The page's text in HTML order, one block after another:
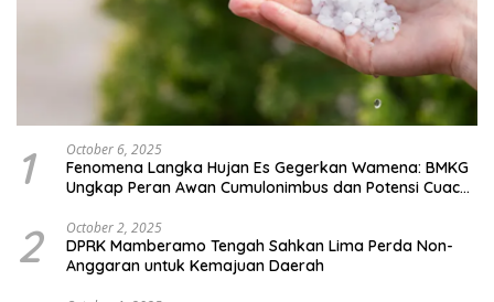
1 October 6, 2025
Fenomena Langka Hujan Es Gegerkan Wamena: BMKG
Ungkap Peran Awan Cumulonimbus dan Potensi Cuaca
2 October 2, 2025
DPRK Mamberamo Tengah Sahkan Lima Perda Non-
Anggaran untuk Kemajuan Daerah